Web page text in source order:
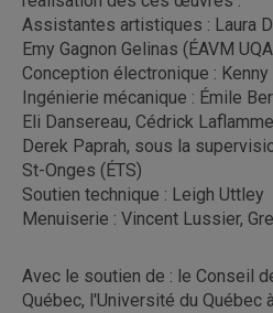
Assistantes artistiques : Laura
Emy Gagnon Gelinas (ÉAVM
Conception électronique :
Ingénierie mécanique : Émile
Eli Dansereau, Cédrick
Derek Paprah, sous la
St-Onges (ÉTS)
Soutien technique : Leigh Uttley
Menuiserie : Vincent Lussier,
Avec le soutien de : le Conseil
Québec, l'Université du Québec